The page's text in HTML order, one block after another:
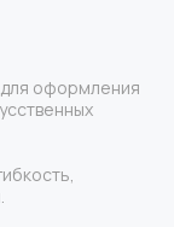
оформления